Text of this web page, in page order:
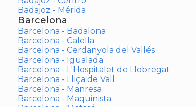
Badajoz - Mérida
Barcelona
Barcelona - Badalona
Barcelona - Calella
Barcelona - Cerdanyola del Vallés
Barcelona - Igualada
Barcelona - L'Hospitalet de Llobregat
Barcelona - Lliça de Vall
Barcelona - Manresa
Barcelona - Maquinista